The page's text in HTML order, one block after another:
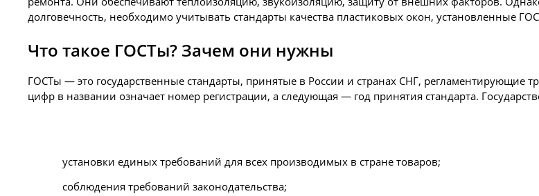
долговечность, необходимо учитывать стандарты качества пластиковых окон, установленные
Что такое ГОСТы? Зачем они нужны
ГОСТы — это государственные стандарты, принятые в России и странах СНГ, регламентирующие
цифр в названии означает номер регистрации, а следующая — год принятия стандарта.
установки единых требований для всех производимых в стране товаров;
соблюдения требований законодательства;